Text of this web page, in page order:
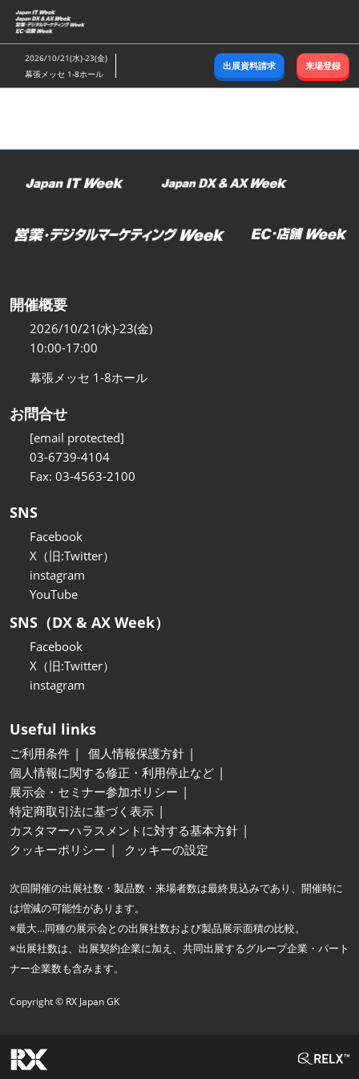
ス
キ
ッ
し
む
2026/10/21(水)-23(金)
幕張メッセ 1-8ホール
出展資料請求 来場登録
開催概要
2026/10/21(水)-23(金)
10:00-17:00
幕張メッセ 1-8ホール
お問合せ
[email protected]
03-6739-4104
Fax: 03-4563-2100
SNS
Facebook
X（旧:Twitter）
instagram
YouTube
SNS（DX & AX Week）
Facebook
X（旧:Twitter）
instagram
Useful links
ご利用条件
個人情報保護方針
個人情報に関する修正・利用停止など
展示会・セミナー参加ポリシー
特定商取引法に基づく表示
カスタマーハラスメントに対する基本方針
クッキーポリシー
クッキーの設定
次回開催の出展社数・製品数・来場者数は最終見込みであり、開催時に
は増減の可能性があります。
※最大…同種の展示会との出展社数および製品展示面積の比較。
※出展社数は、出展契約企業に加え、共同出展するグループ企業・パート
ナー企業数も含みます。
Copyright © RX Japan GK